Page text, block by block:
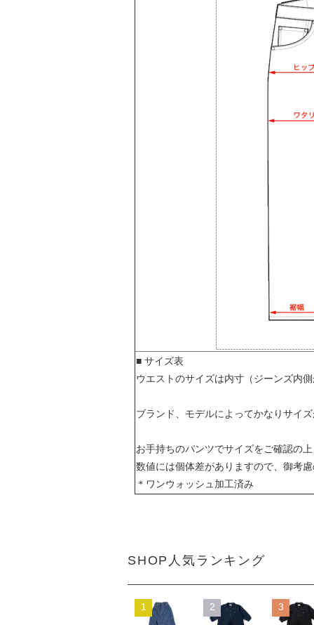
■ サイズ表
ウエストのサイズは内寸（ジーンズ内
ブランド、モデルによってかなりサイ
お手持ちのパンツでサイズをご確認の
数値には個体差がありますので、御考
＊ワンウォッシュ加工済み
SHOP人気ランキング
1 2 3